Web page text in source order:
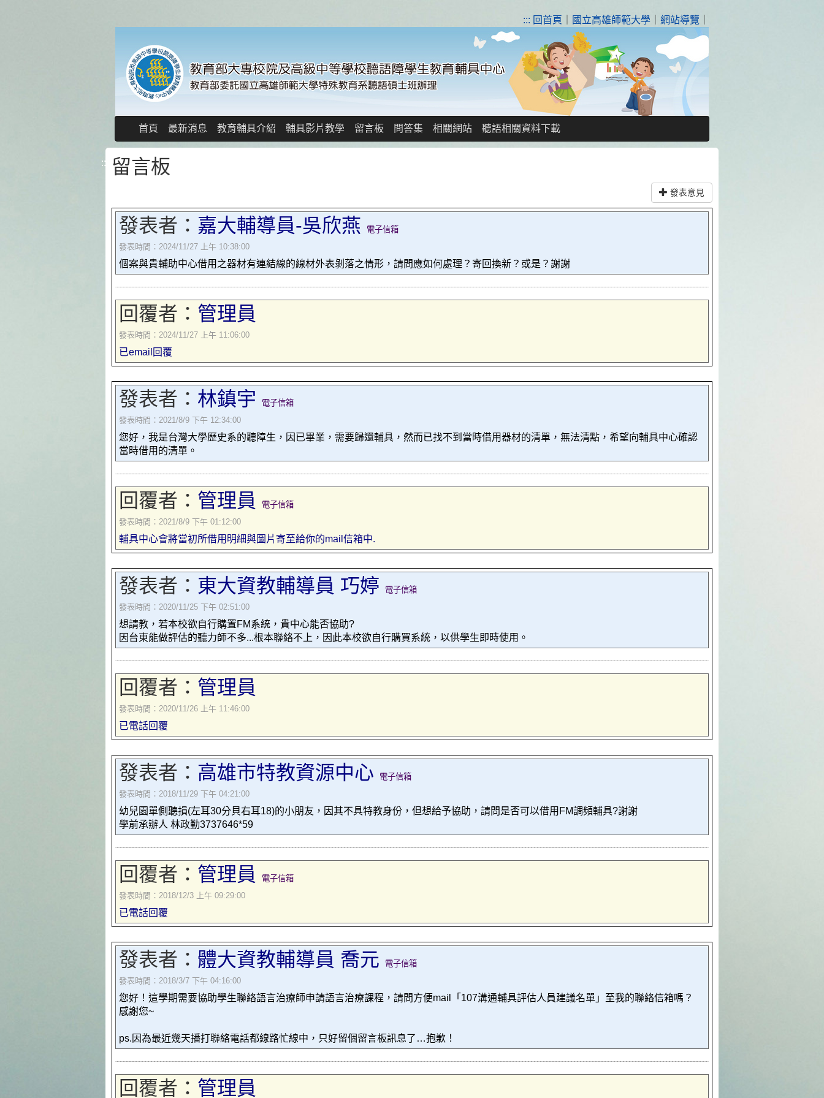
::: 回首頁 國立高雄師範大學 網站導覽
首頁 最新消息 教育輔具介紹 輔具影片教學 留言板 問答集 相關網站 聽語相關資料下載
::: 留言板
發表意見
發表者： 嘉大輔導員-吳欣燕
電子信箱
發表時間：2024/11/27 上午 10:38:00
個案與貴輔助中心借用之器材有連結線的線材外表剝落之情形，請問應如何處理？寄回換新？或是？謝謝
回覆者： 管理員
發表時間：2024/11/27 上午 11:06:00
已email回覆
發表者： 林鎮宇
電子信箱
發表時間：2021/8/9 下午 12:34:00
您好，我是台灣大學歷史系的聽障生，因已畢業，需要歸還輔具，然而已找不到當時借用器材的清單，無法清點，希望向輔具中心確認
當時借用的清單。
回覆者： 管理員
電子信箱
發表時間：2021/8/9 下午 01:12:00
輔具中心會將當初所借用明細與圖片寄至給你的mail信箱中.
發表者： 東大資教輔導員 巧婷
電子信箱
發表時間：2020/11/25 下午 02:51:00
想請教，若本校欲自行購置FM系統，貴中心能否協助?
因台東能做評估的聽力師不多...根本聯絡不上，因此本校欲自行購買系統，以供學生即時使用。
回覆者： 管理員
發表時間：2020/11/26 上午 11:46:00
已電話回覆
發表者： 高雄市特教資源中心
電子信箱
發表時間：2018/11/29 下午 04:21:00
幼兒園單側聽損(左耳30分貝右耳18)的小朋友，因其不具特教身份，但想給予協助，請問是否可以借用FM調頻輔具?謝謝
學前承辦人 林政勤3737646*59
回覆者： 管理員
電子信箱
發表時間：2018/12/3 上午 09:29:00
已電話回覆
發表者： 體大資教輔導員 喬元
電子信箱
發表時間：2018/3/7 下午 04:16:00
您好！這學期需要協助學生聯絡語言治療師申請語言治療課程，請問方便mail「107溝通輔具評估人員建議名單」至我的聯絡信箱嗎？
感謝您~
ps.因為最近幾天播打聯絡電話都線路忙線中，只好留個留言板訊息了…抱歉！
回覆者： 管理員